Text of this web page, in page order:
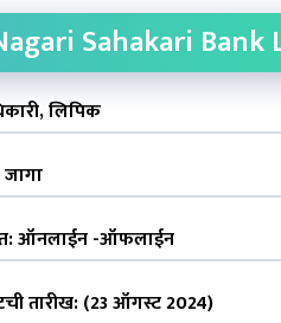
Sahakari
लिपिक
ऑनलाईन -ऑफलाईन
तारीख: (23 ऑगस्ट 2024)